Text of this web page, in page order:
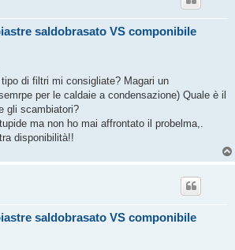
saldobrasato VS componibile
di filtri mi consigliate? Magari un
per le caldaie a condensazione) Quale è il
gli scambiatori?
ma non ho mai affrontato il probelma,.
disponibilità!!
saldobrasato VS componibile